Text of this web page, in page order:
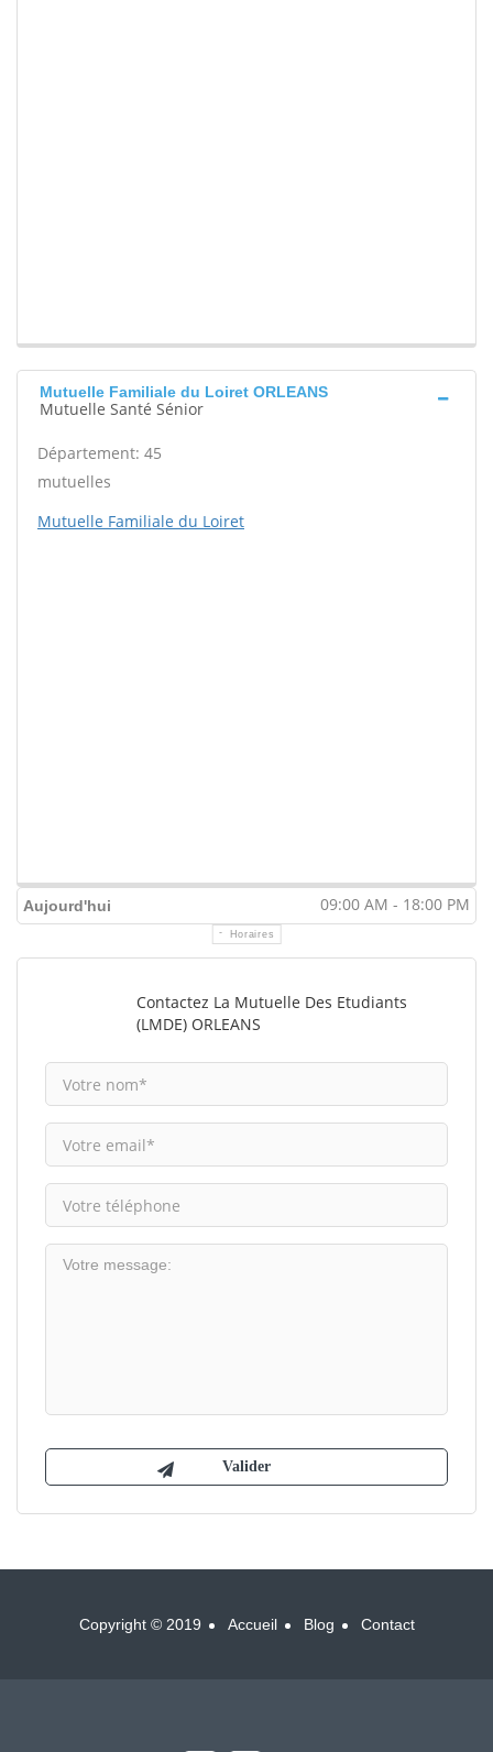
Mutuelle Familiale du Loiret ORLEANS
Mutuelle Santé Sénior
Département: 45
mutuelles
Mutuelle Familiale du Loiret
Aujourd'hui 09:00 AM - 18:00 PM
Horaires
Contactez La Mutuelle Des Etudiants
(LMDE) ORLEANS
Copyright © 2019 Accueil Blog Contact